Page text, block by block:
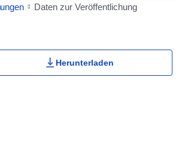
Daten zur Veröffentlichung
Actions Portlet
Herunterladen